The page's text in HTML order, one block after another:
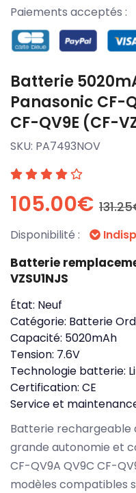
Paiements acceptés :
Batterie
Panasonic CF-
CF-QV9E (CF-
SKU: PA7493NOV
105.00€
Disponibilité :
Batterie
VZSU1NJS
État: Neuf
Catégorie: Batterie
Capacité: 5020mAh
Tension: 7.6V
Technologie batterie:
Certification: CE
Service et
Batterie rechargeable
grande autonomie et
CF-QV9A QV9C CF-
modèles compatibles